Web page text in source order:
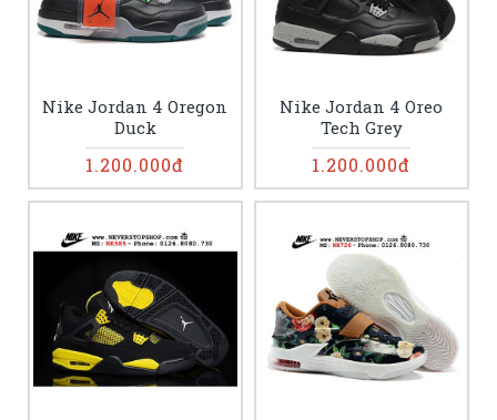
Nike Jordan 4 Oregon
Duck
1.200.000đ
Nike Jordan 4 Oreo
Tech Grey
1.200.000đ